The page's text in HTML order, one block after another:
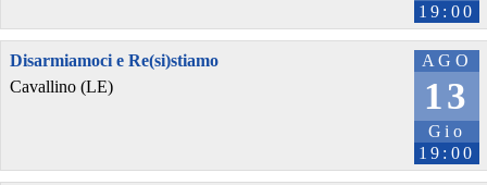
19:00
AGO
13
Gio
19:00
Disarmiamoci e Re(si)stiamo
Cavallino (LE)